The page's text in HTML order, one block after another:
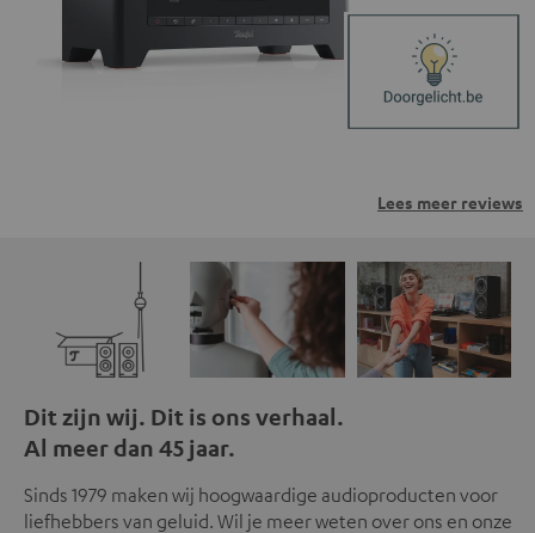
Lees meer reviews
Dit zijn wij. Dit is ons verhaal.
Al meer dan 45 jaar.
Sinds 1979 maken wij hoogwaardige audioproducten voor
liefhebbers van geluid. Wil je meer weten over ons en onze